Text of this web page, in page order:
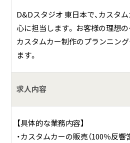
全国自動車ディーラーへのコンサ
ホーム構築・支援事業
各種自動車の小売・卸・紹介業務
各種自動車の買取・車検・整備・パー
車両残価構築並びに買取保証業務
保険代理店業務等
中古車販売事業
BYD正規ディーラー事業（北海道・沖
D&Dスタジオ 東日本で、カスタ
心に担当します。 お客様の理想
カスタムカー制作のプランニン
ます。
求人内容
【具体的な業務内容】
・カスタムカーの販売（100％反響